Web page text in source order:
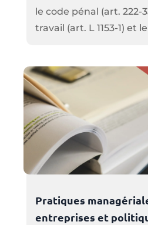
le code pénal (art. 222-
travail (art. L 1153-1) et
Pratiques
entreprises et